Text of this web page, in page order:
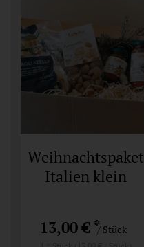
Weihnachtspaket
Italien klein
13,00 €*/ Stück